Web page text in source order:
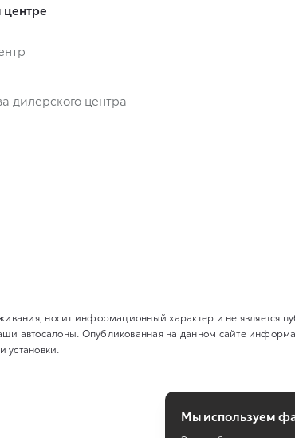
дилерского центра
носит информационный характер и не является
автосалоны. Опубликованная на данном сайте
Мы используем